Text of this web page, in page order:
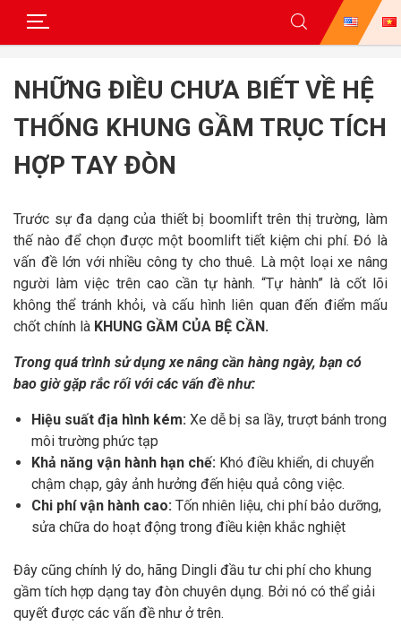
content
NHỮNG ĐIỀU CHƯA BIẾT VỀ HỆ
THỐNG KHUNG GẦM TRỤC TÍCH
HỢP TAY ĐÒN
Trước sự đa dạng của thiết bị boomlift trên thị trường, làm
thế nào để chọn được một boomlift tiết kiệm chi phí. Đó là
vấn đề lớn với nhiều công ty cho thuê. Là một loại xe nâng
người làm việc trên cao cần tự hành. “Tự hành” là cốt lõi
không thể tránh khỏi, và cấu hình liên quan đến điểm mấu
chốt chính là KHUNG GẦM CỦA BỆ CẦN.
Trong quá trình sử dụng xe nâng cần hàng ngày, bạn có
bao giờ gặp rắc rối với các vấn đề như:
Hiệu suất địa hình kém: Xe dễ bị sa lầy, trượt bánh trong
môi trường phức tạp
Khả năng vận hành hạn chế: Khó điều khiển, di chuyển
chậm chạp, gây ảnh hưởng đến hiệu quả công việc.
Chi phí vận hành cao: Tốn nhiên liệu, chi phí bảo dưỡng,
sửa chữa do hoạt động trong điều kiện khắc nghiệt
Đây cũng chính lý do, hãng Dingli đầu tư chi phí cho khung
gầm tích hợp dạng tay đòn chuyên dụng. Bởi nó có thể giải
quyết được các vấn đề như ở trên.